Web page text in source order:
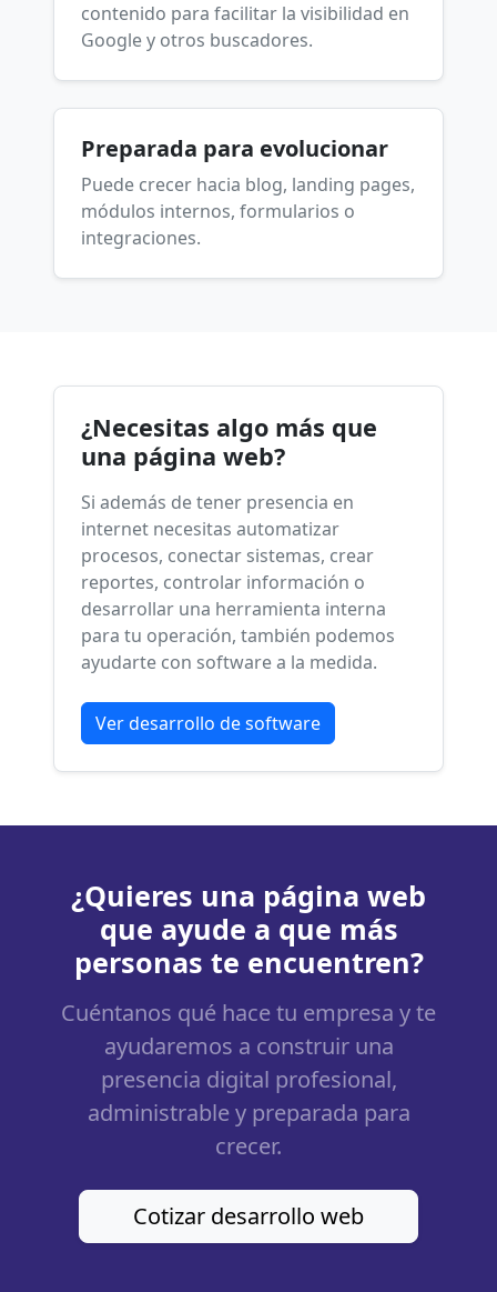
contenido para facilitar la visibilidad en
Google y otros buscadores.
Preparada para evolucionar
Puede crecer hacia blog, landing pages,
módulos internos, formularios o
integraciones.
¿Necesitas algo más que
una página web?
Si además de tener presencia en
internet necesitas automatizar
procesos, conectar sistemas, crear
reportes, controlar información o
desarrollar una herramienta interna
para tu operación, también podemos
ayudarte con software a la medida.
Ver desarrollo de software
¿Quieres una página web
que ayude a que más
personas te encuentren?
Cuéntanos qué hace tu empresa y te
ayudaremos a construir una
presencia digital profesional,
administrable y preparada para
crecer.
Cotizar desarrollo web